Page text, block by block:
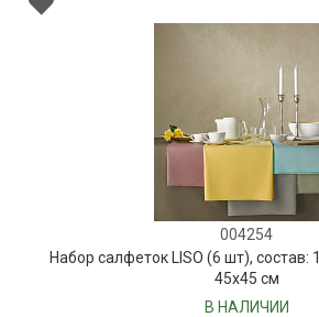
004254
Набор салфеток LISO (6 шт), состав:
45х45 см
В НАЛИЧИИ